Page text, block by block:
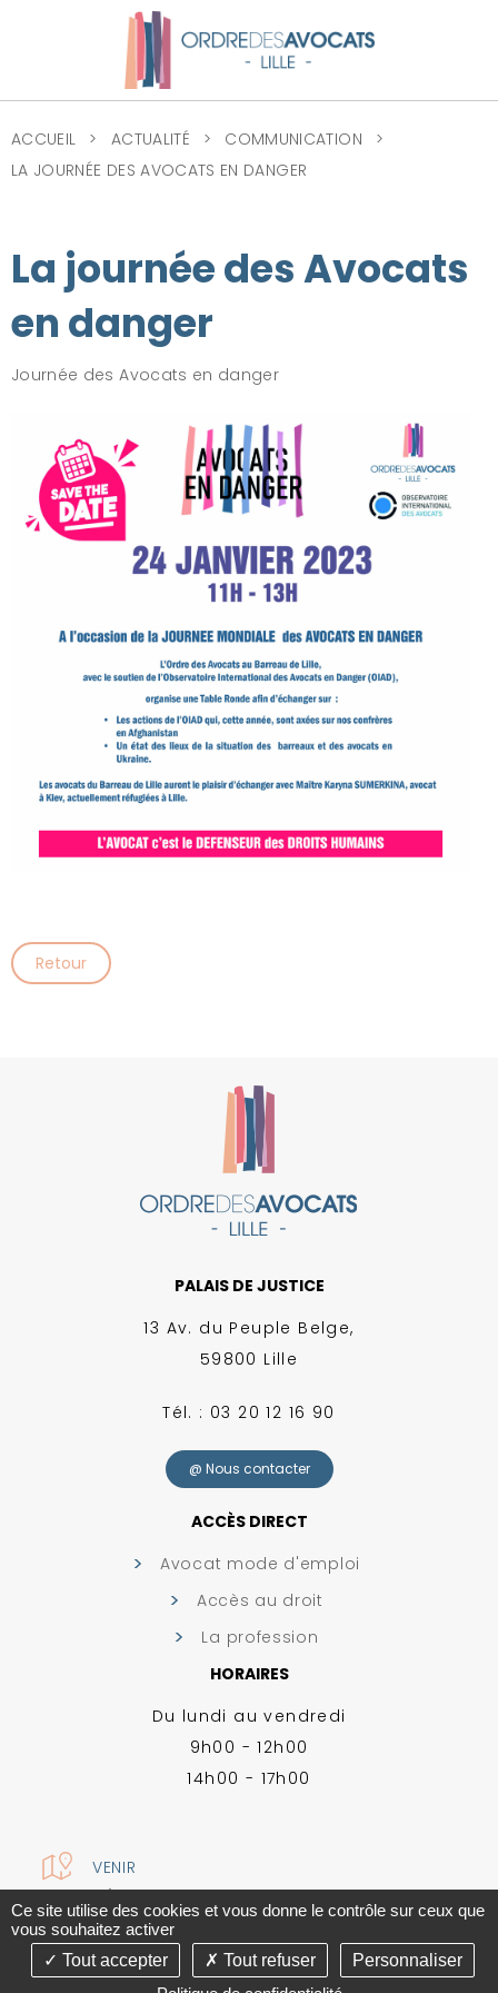
ACCUEIL ACTUALITÉ
COMMUNICATION
LA JOURNÉE DES AVOCATS EN DANGER
La journée des Avocats
en danger
Journée des Avocats en danger
Retour
PALAIS DE JUSTICE
13 Av. du Peuple Belge,
59800 Lille
Tél. : 03 20 12 16 90
@ Nous contacter
ACCÈS DIRECT
Avocat mode d'emploi
Accès au droit
La profession
HORAIRES
Du lundi au vendredi
9h00 - 12h00
14h00 - 17h00
VENIR
CONCEPTION ABSOLUTE COMMUNICATION & RÉALISATION ANSWEB
Ce site utilise des cookies et vous donne le contrôle sur ceux que
vous souhaitez activer
Tout accepter
Tout refuser
Personnaliser